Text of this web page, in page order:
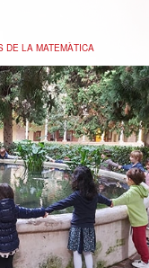
DE LA MATEMÀTICA